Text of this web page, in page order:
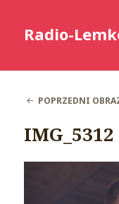
Radio-
POPRZEDNI
IMG_5312